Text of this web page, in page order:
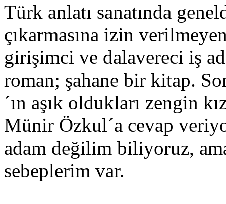
Türk anlatı sanatında
çıkarmasına izin
girişimci ve dalavereci iş
roman; şahane bir kitap.
´ın aşık oldukları zengin
Münir Özkul´a cevap
adam değilim biliyoruz,
sebeplerim var.